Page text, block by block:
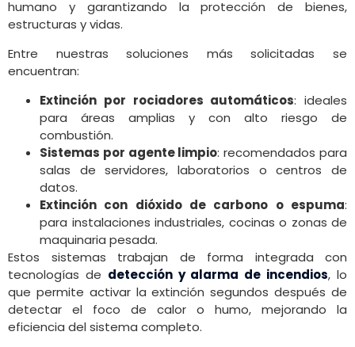
humano y garantizando la protección de bienes,
estructuras y vidas.
Entre nuestras soluciones más solicitadas se
encuentran:
Extinción por rociadores automáticos: ideales
para áreas amplias y con alto riesgo de
combustión.
Sistemas por agente limpio: recomendados para
salas de servidores, laboratorios o centros de
datos.
Extinción con dióxido de carbono o espuma:
para instalaciones industriales, cocinas o zonas de
maquinaria pesada.
Estos sistemas trabajan de forma integrada con
tecnologías de detección y alarma de incendios, lo
que permite activar la extinción segundos después de
detectar el foco de calor o humo, mejorando la
eficiencia del sistema completo.